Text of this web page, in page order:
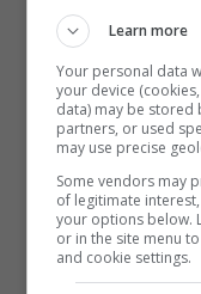
essere finita
voleva sin dal
matrimonio,
da parte del
repressioni
passando da
motivo della
ricorre il
Learn more
Your personal data
your device
data) may be stored
partners, or used
may use precise
Some vendors may
of legitimate
your options below.
or in the site menu
and cookie settings.